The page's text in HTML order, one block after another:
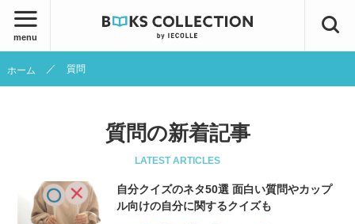
menu
ホーム 質問
質問の新着記事
LATEST ARTICLES
自分クイズのネタ50選 面白い質問やカップ
ル向けの自分に関するクイズも